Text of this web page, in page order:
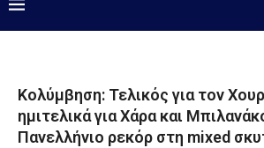
Κολύμβηση: Τελικός για τον
ημιτελικά για Χάρα και
Πανελλήνιο ρεκόρ στη mixed